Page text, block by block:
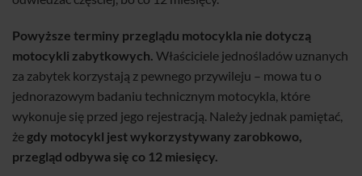
Powyższe terminy przeglądu motocykla nie dotyczą
motocykli zabytkowych. Właściciele jednośladów uznanych
za zabytek korzystają z pewnego przywileju – mowa tu o
jednorazowym badaniu technicznym motocykla, które
wykonuje się przed jego rejestracją. Należy jednak pamiętać,
że gdy motocykl jest wykorzystywany zarobkowo,
przegląd odbywa się co 12 miesięcy.